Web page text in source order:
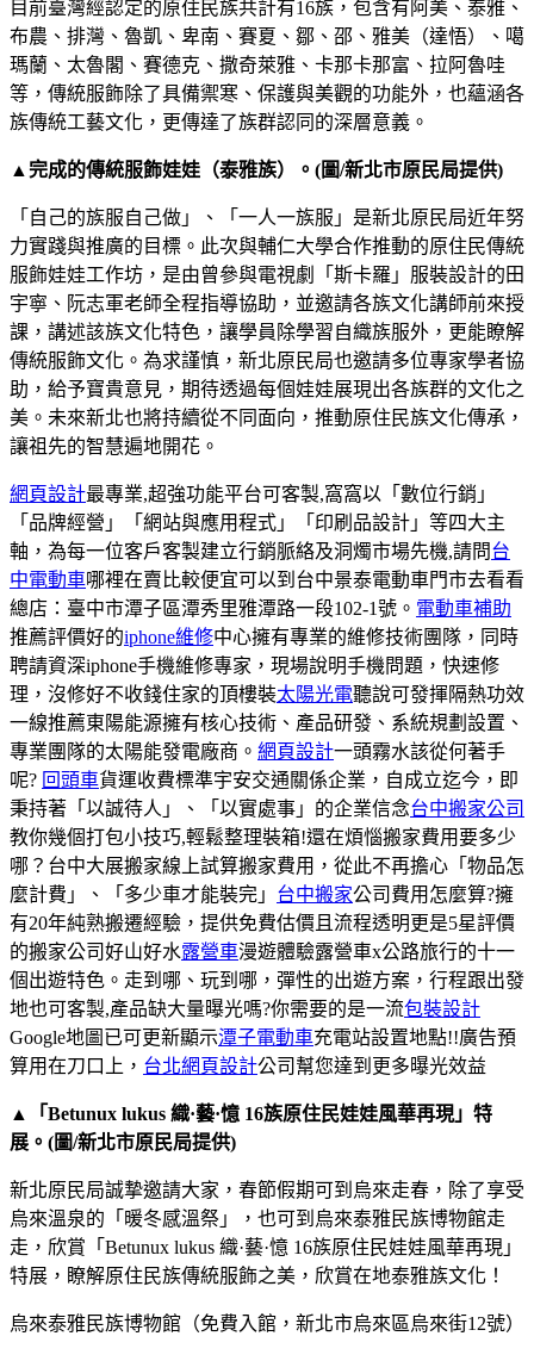
目前臺灣經認定的原住民族共計有16族，包含有阿美、泰雅、
布農、排灣、魯凱、卑南、賽夏、鄒、邵、雅美（達悟）、噶
瑪蘭、太魯閣、賽德克、撒奇萊雅、卡那卡那富、拉阿魯哇
等，傳統服飾除了具備禦寒、保護與美觀的功能外，也蘊涵各
族傳統工藝文化，更傳達了族群認同的深層意義。
▲完成的傳統服飾娃娃（泰雅族）。(圖/新北市原民局提供)
「自己的族服自己做」、「一人一族服」是新北原民局近年努
力實踐與推廣的目標。此次與輔仁大學合作推動的原住民傳統
服飾娃娃工作坊，是由曾參與電視劇「斯卡羅」服裝設計的田
宇寧、阮志軍老師全程指導協助，並邀請各族文化講師前來授
課，講述該族文化特色，讓學員除學習自織族服外，更能瞭解
傳統服飾文化。為求謹慎，新北原民局也邀請多位專家學者協
助，給予寶貴意見，期待透過每個娃娃展現出各族群的文化之
美。未來新北也將持續從不同面向，推動原住民族文化傳承，
讓祖先的智慧遍地開花。
網頁設計最專業,超強功能平台可客製,窩窩以「數位行銷」
「品牌經營」「網站與應用程式」「印刷品設計」等四大主
軸，為每一位客戶客製建立行銷脈絡及洞燭市場先機,請問台
中電動車哪裡在賣比較便宜可以到台中景泰電動車門市去看看
總店：臺中市潭子區潭秀里雅潭路一段102-1號。 電動車補助
推薦評價好的iphone維修中心擁有專業的維修技術團隊，同時
聘請資深iphone手機維修專家，現場說明手機問題，快速修
理，沒修好不收錢住家的頂樓裝太陽光電聽說可發揮隔熱功效
一線推薦東陽能源擁有核心技術、產品研發、系統規劃設置、
專業團隊的太陽能發電廠商。 網頁設計一頭霧水該從何著手
呢? 回頭車貨運收費標準宇安交通關係企業，自成立迄今，即
秉持著「以誠待人」、「以實處事」的企業信念台中搬家公司
教你幾個打包小技巧,輕鬆整理裝箱!還在煩惱搬家費用要多少
哪？台中大展搬家線上試算搬家費用，從此不再擔心「物品怎
麼計費」、「多少車才能裝完」 台中搬家公司費用怎麼算?擁
有20年純熟搬遷經驗，提供免費估價且流程透明更是5星評價
的搬家公司好山好水露營車漫遊體驗露營車x公路旅行的十一
個出遊特色。走到哪、玩到哪，彈性的出遊方案，行程跟出發
地也可客製,產品缺大量曝光嗎?你需要的是一流包裝設計
Google地圖已可更新顯示潭子電動車充電站設置地點!!廣告預
算用在刀口上， 台北網頁設計公司幫您達到更多曝光效益
▲「Betunux lukus 織·藝·憶 16族原住民娃娃風華再現」特
展。(圖/新北市原民局提供)
新北原民局誠摯邀請大家，春節假期可到烏來走春，除了享受
烏來溫泉的「暖冬感溫祭」，也可到烏來泰雅民族博物館走
走，欣賞「Betunux lukus 織·藝·憶 16族原住民娃娃風華再現」
特展，瞭解原住民族傳統服飾之美，欣賞在地泰雅族文化！
烏來泰雅民族博物館（免費入館，新北市烏來區烏來街12號）